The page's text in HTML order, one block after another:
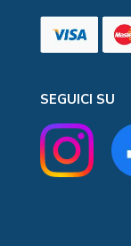
SEGUICI SU